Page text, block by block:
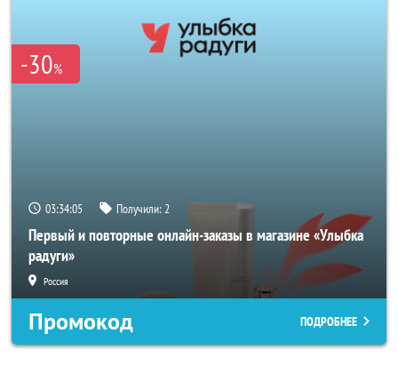
-30%
03:34:04 Получили:2
Первый и повторные онлайн-заказы в магазине «Улыбка
радуги»
Россия
Промокод ПОДРОБНЕЕ